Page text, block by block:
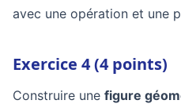
avec une opération et une
Exercice 4 (4 points)
Construire une figure